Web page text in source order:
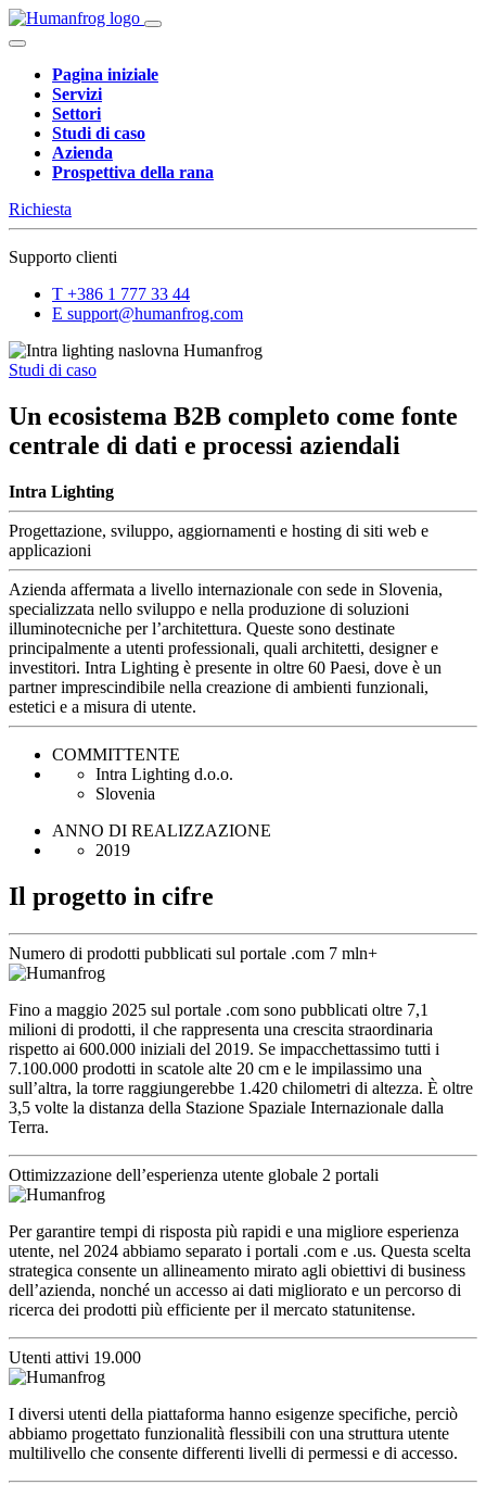
Pagina iniziale
Servizi
Settori
Studi di caso
Azienda
Prospettiva della rana
Richiesta
Supporto clienti
T +386 1 777 33 44
E support@humanfrog.com
Studi di caso
Un ecosistema B2B completo come fonte
centrale di dati e processi aziendali
Intra Lighting
Progettazione, sviluppo, aggiornamenti e hosting di siti web e
applicazioni
Azienda affermata a livello internazionale con sede in Slovenia,
specializzata nello sviluppo e nella produzione di soluzioni
illuminotecniche per l’architettura. Queste sono destinate
principalmente a utenti professionali, quali architetti, designer e
investitori. Intra Lighting è presente in oltre 60 Paesi, dove è un
partner imprescindibile nella creazione di ambienti funzionali,
estetici e a misura di utente.
COMMITTENTE
Intra Lighting d.o.o.
Slovenia
ANNO DI REALIZZAZIONE
2019
Il progetto in cifre
Numero di prodotti pubblicati sul portale .com 7 mln+
Fino a maggio 2025 sul portale .com sono pubblicati oltre 7,1
milioni di prodotti, il che rappresenta una crescita straordinaria
rispetto ai 600.000 iniziali del 2019. Se impacchettassimo tutti i
7.100.000 prodotti in scatole alte 20 cm e le impilassimo una
sull’altra, la torre raggiungerebbe 1.420 chilometri di altezza. È oltre
3,5 volte la distanza della Stazione Spaziale Internazionale dalla
Terra.
Ottimizzazione dell’esperienza utente globale 2 portali
Per garantire tempi di risposta più rapidi e una migliore esperienza
utente, nel 2024 abbiamo separato i portali .com e .us. Questa scelta
strategica consente un allineamento mirato agli obiettivi di business
dell’azienda, nonché un accesso ai dati migliorato e un percorso di
ricerca dei prodotti più efficiente per il mercato statunitense.
Utenti attivi 19.000
I diversi utenti della piattaforma hanno esigenze specifiche, perciò
abbiamo progettato funzionalità flessibili con una struttura utente
multilivello che consente differenti livelli di permessi e di accesso.